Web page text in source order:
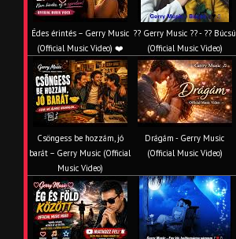
Édes érintés – Gerry Music
(Official Music Video) ❤️
?? Gerry Music ?? - ?? Búcsú
(Official Music Video)
Csöngess be hozzám, jó
barát – Gerry Music (Official
Music Video)
Drágám - Gerry Music
(Official Music Video)